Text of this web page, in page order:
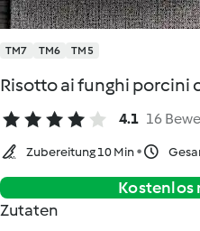
TM7 TM6 TM5
Risotto ai funghi porcini
4.1 16
Zubereitung 10 Min
Kostenlos
Zutaten